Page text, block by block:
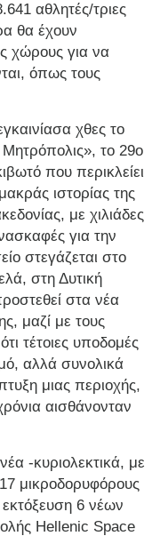
αθλητές/τριες
θα έχουν
χώρους για να
όπως τους
χθες το
το 29ο
που περικλείει
ιστορίας της
με χιλιάδες
για την
στεγάζεται στο
στη Δυτική
στα νέα
μαζί με τους
τέτοιες υποδομές
αλλά συνολικά
μιας περιοχής,
αισθάνονταν
-κυριολεκτικά, με
μικροδορυφόρους
6 νέων
Hellenic Space